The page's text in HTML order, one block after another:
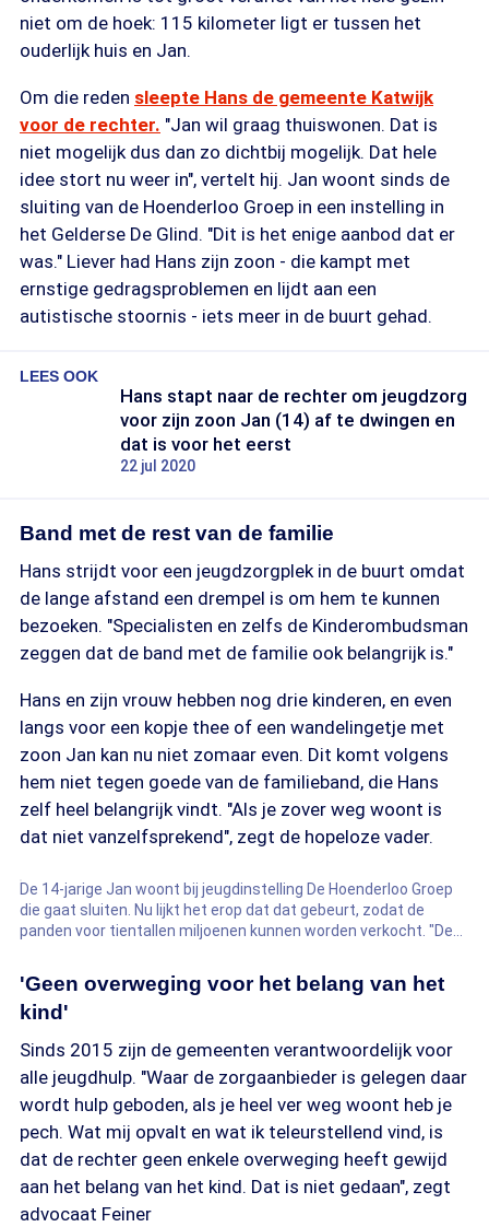
niet om de hoek: 115 kilometer ligt er tussen het
ouderlijk huis en Jan.
Om die reden sleepte Hans de gemeente Katwijk
voor de rechter. "Jan wil graag thuiswonen. Dat is
niet mogelijk dus dan zo dichtbij mogelijk. Dat hele
idee stort nu weer in", vertelt hij. Jan woont sinds de
sluiting van de Hoenderloo Groep in een instelling in
het Gelderse De Glind. "Dit is het enige aanbod dat er
was." Liever had Hans zijn zoon - die kampt met
ernstige gedragsproblemen en lijdt aan een
autistische stoornis - iets meer in de buurt gehad.
LEES OOK
Hans stapt naar de rechter om jeugdzorg
voor zijn zoon Jan (14) af te dwingen en
dat is voor het eerst
22 jul 2020
Band met de rest van de familie
Hans strijdt voor een jeugdzorgplek in de buurt omdat
de lange afstand een drempel is om hem te kunnen
bezoeken. "Specialisten en zelfs de Kinderombudsman
zeggen dat de band met de familie ook belangrijk is."
Hans en zijn vrouw hebben nog drie kinderen, en even
langs voor een kopje thee of een wandelingetje met
zoon Jan kan nu niet zomaar even. Dit komt volgens
hem niet tegen goede van de familieband, die Hans
zelf heel belangrijk vindt. "Als je zover weg woont is
dat niet vanzelfsprekend", zegt de hopeloze vader.
De 14-jarige Jan woont bij jeugdinstelling De Hoenderloo Groep
die gaat sluiten. Nu lijkt het erop dat dat gebeurt, zodat de
panden voor tientallen miljoenen kunnen worden verkocht. "De
'Geen overweging voor het belang van het
kind'
Sinds 2015 zijn de gemeenten verantwoordelijk voor
alle jeugdhulp. "Waar de zorgaanbieder is gelegen daar
wordt hulp geboden, als je heel ver weg woont heb je
pech. Wat mij opvalt en wat ik teleurstellend vind, is
dat de rechter geen enkele overweging heeft gewijd
aan het belang van het kind. Dat is niet gedaan", zegt
advocaat Feiner